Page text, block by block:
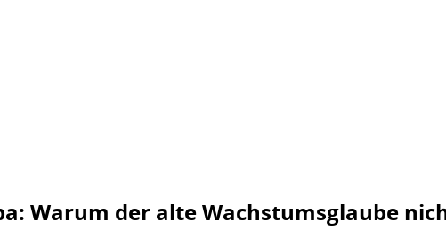
Warum der alte Wachstumsglaube